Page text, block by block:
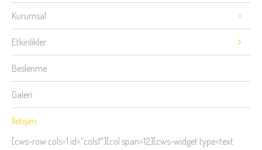
Kurumsal
Etkinlikler
Beslenme
Galeri
İletişim
[cws-row cols=1 id=”cols1″][col span=12][cws-widget type=text